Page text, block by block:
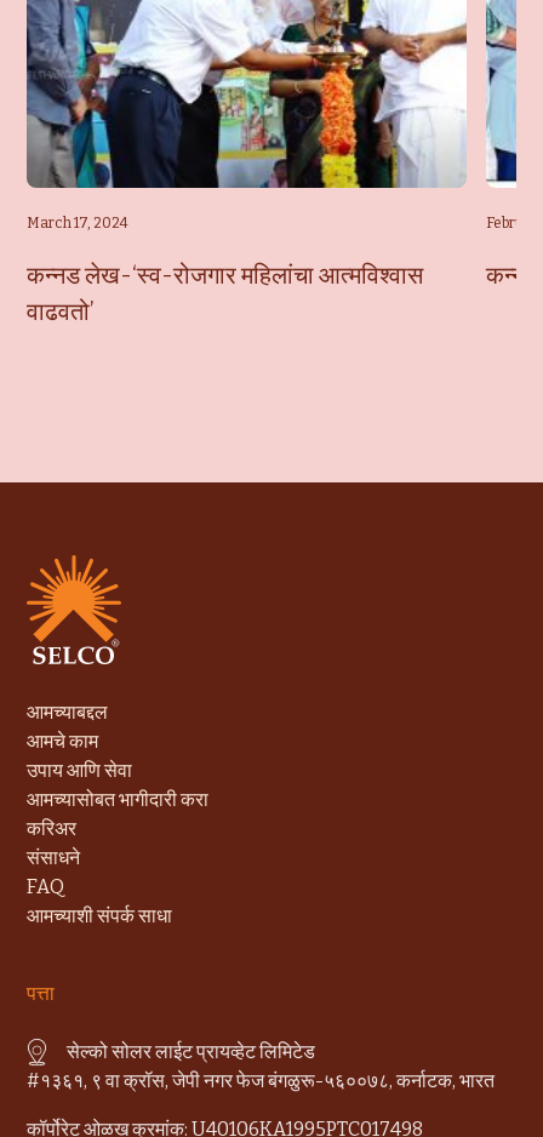
March 17, 2024
कन्नड लेख-‘स्व-रोजगार महिलांचा आत्मविश्वास
वाढवतो’
कन्नड
आमच्याबद्दल
आमचे काम
उपाय आणि सेवा
आमच्यासोबत भागीदारी करा
करिअर
संसाधने
FAQ
आमच्याशी संपर्क साधा
पत्ता
सेल्को सोलर लाईट प्रायव्हेट लिमिटेड
#१३६१, ९ वा क्रॉस, जेपी नगर फेज बंगळुरू-५६००७८, कर्नाटक, भारत
कॉर्पोरेट ओळख क्रमांक: U40106KA1995PTC017498